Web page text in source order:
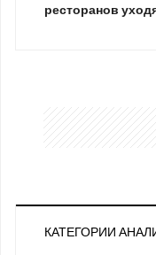
ресторанов
КАТЕГОРИИ